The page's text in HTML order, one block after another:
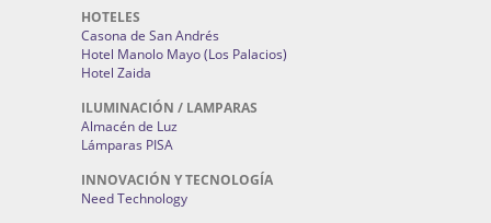
HOTELES
Casona de San Andrés
Hotel Manolo Mayo (Los Palacios)
Hotel Zaida
ILUMINACIÓN / LAMPARAS
Almacén de Luz
Lámparas PISA
INNOVACIÓN Y TECNOLOGÍA
Need Technology